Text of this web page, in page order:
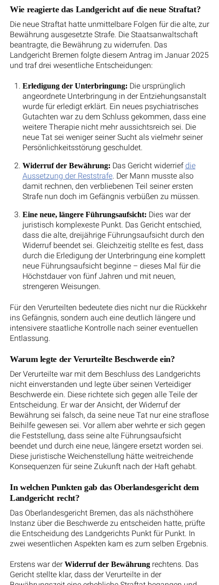
Wie reagierte das Landgericht auf die neue Straftat?
Die neue Straftat hatte unmittelbare Folgen für die alte, zur
Bewährung ausgesetzte Strafe. Die Staatsanwaltschaft
beantragte, die Bewährung zu widerrufen. Das
Landgericht Bremen folgte diesem Antrag im Januar 2025
und traf drei wesentliche Entscheidungen:
Erledigung der Unterbringung: Die ursprünglich
angeordnete Unterbringung in der Entziehungsanstalt
wurde für erledigt erklärt. Ein neues psychiatrisches
Gutachten war zu dem Schluss gekommen, dass eine
weitere Therapie nicht mehr aussichtsreich sei. Die
neue Tat sei weniger seiner Sucht als vielmehr seiner
Persönlichkeitsstörung geschuldet.
Widerruf der Bewährung: Das Gericht widerriefdie
Aussetzung der Reststrafe. Der Mann musste also
damit rechnen, den verbliebenen Teil seiner ersten
Strafe nun doch im Gefängnis verbüßen zu müssen.
Eine neue, längere Führungsaufsicht: Dies war der
juristisch komplexeste Punkt. Das Gericht entschied,
dass die alte, dreijährige Führungsaufsicht durch den
Widerruf beendet sei. Gleichzeitig stellte es fest, dass
durch die Erledigung der Unterbringung eine komplett
neue Führungsaufsicht beginne – dieses Mal für die
Höchstdauer von fünf Jahren und mit neuen,
strengeren Weisungen.
Für den Verurteilten bedeutete dies nicht nur die Rückkehr
ins Gefängnis, sondern auch eine deutlich längere und
intensivere staatliche Kontrolle nach seiner eventuellen
Entlassung.
Warum legte der Verurteilte Beschwerde ein?
Der Verurteilte war mit dem Beschluss des Landgerichts
nicht einverstanden und legte über seinen Verteidiger
Beschwerde ein. Diese richtete sich gegen alle Teile der
Entscheidung. Er war der Ansicht, der Widerruf der
Bewährung sei falsch, da seine neue Tat nur eine straflose
Beihilfe gewesen sei. Vor allem aber wehrte er sich gegen
die Feststellung, dass seine alte Führungsaufsicht
beendet und durch eine neue, längere ersetzt worden sei.
Diese juristische Weichenstellung hätte weitreichende
Konsequenzen für seine Zukunft nach der Haft gehabt.
In welchen Punkten gab das Oberlandesgericht dem
Landgericht recht?
Das Oberlandesgericht Bremen, das als nächsthöhere
Instanz über die Beschwerde zu entscheiden hatte, prüfte
die Entscheidung des Landgerichts Punkt für Punkt. In
zwei wesentlichen Aspekten kam es zum selben Ergebnis.
Erstens war der Widerruf der Bewährung rechtens. Das
Gericht stellte klar, dass der Verurteilte in der